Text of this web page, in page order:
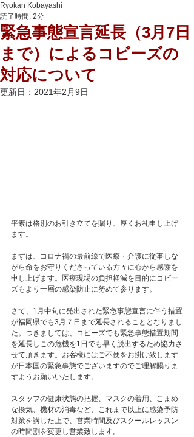
緊急事態宣言延長（3月7日
まで）によるコビーズの
対応について
Ryokan Kobayashi
読了時間: 2分
更新日： 2021年2月9日
平素は格別のお引き立てを賜り、厚くお礼申し上げ
ます。
まずは、コロナ禍の最前線で医療・介護に従事しな
がら命をお守りくださっている方々に心から感謝を
申し上げます。医療現場の負担軽減を目的にコビー
ズもより一層の感染防止に努めて参ります。
さて、1月中旬に発出された緊急事態宣言に伴う措置
が福岡県でも3月７日まで延長されることとなりまし
た。つきましては、コビーズでも緊急事態措置期間
を延長しこの危機を1日でも早く脱出するため協力さ
せて頂きます。お客様にはご不便をお掛け致します
が日本国の緊急事態でございますのでご理解賜りま
すようお願いいたします。
スタッフの健康状態の把握、マスクの着用、こまめ
な換気、機材の消毒など、これまで以上に感染予防
対策を講じた上で、営業時間及びスクールレッスン
の時間割を変更し営業致します。